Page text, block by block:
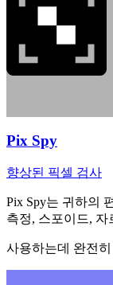
Pix Spy
향상된 픽셀 검사
Pix Spy는 귀하의
측정, 스포이드, 자
사용하는데 완전